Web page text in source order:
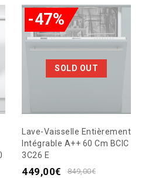
SOLD OUT
-47%
Lave-Vaisselle Entièrement
Intégrable A++ 60 Cm BCIC
3C26 E
849,00€
449,00€